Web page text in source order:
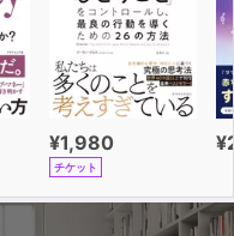
¥1,980
チケット